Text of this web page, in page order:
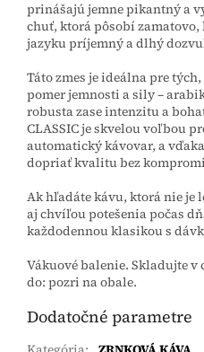
prinášajú jemne pikantný a
chuť, ktorá pôsobí zamatovo,
jazyku príjemný a dlhý
Táto zmes je ideálna pre
pomer jemnosti a sily –
robusta zase intenzitu a
CLASSIC je skvelou voľbou
automatický kávovar, a
dopriať kvalitu bez
Ak hľadáte kávu, ktorá nie je
aj chvíľou potešenia počas
každodennou klasikou s
Vákuové balenie. Skladujte v
do: pozri na obale.
Dodatočné parametre